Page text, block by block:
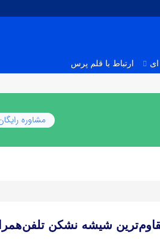
ارتباط با قلم پرس
شیشه ‌نشکن